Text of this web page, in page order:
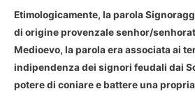
Etimologicamente, la parola
di origine provenzale senhor/
Medioevo, la parola era associata ai
indipendenza dei signori feudali dai
potere di coniare e battere una